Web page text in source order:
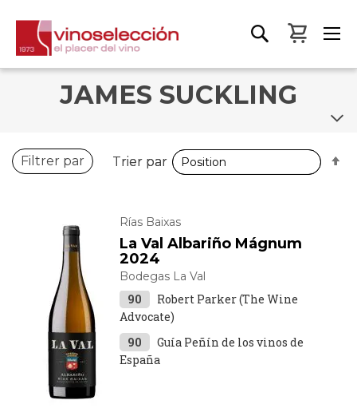
Mon
JAMES SUCKLING
Rías Baixas
La Val Albariño Mágnum
2024
Bodegas La Val
90
Robert Parker (The Wine
Advocate)
90
Guía Peñín de los vinos de
España
Filtrer par Trier par
Trier par